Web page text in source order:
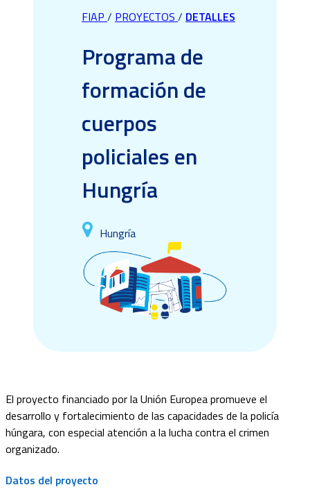
FIAP / PROYECTOS / DETALLES
Programa de
formación de
cuerpos
policiales en
Hungría
Hungría
El proyecto financiado por la Unión Europea promueve el
desarrollo y fortalecimiento de las capacidades de la policía
húngara, con especial atención a la lucha contra el crimen
organizado.
Datos del proyecto